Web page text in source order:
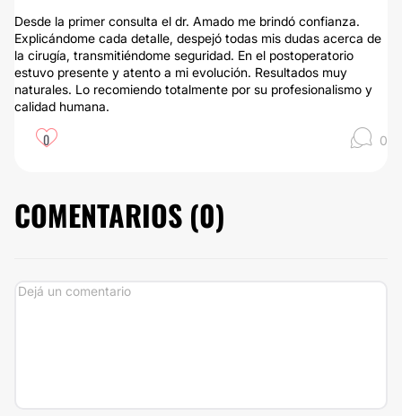
Desde la primer consulta el dr. Amado me brindó confianza.
Explicándome cada detalle, despejó todas mis dudas acerca de
la cirugía, transmitiéndome seguridad. En el postoperatorio
estuvo presente y atento a mi evolución. Resultados muy
naturales. Lo recomiendo totalmente por su profesionalismo y
calidad humana.
0 0
COMENTARIOS (0)